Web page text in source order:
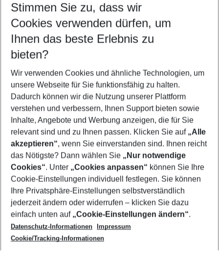
Abflughafen wählen
Beliebiger Abflughafen
Reisezeitraum wählen
09.08.26– 07.08.27 5-8 Nächte
2 Erwachsene Keine Kinder
Mehr Filter anzeigen
Footer
Footer navigation
Über uns
AGB
Cookie-Einstellungen ändern
Cookie-Richtlinie
Datenschutz
Service & Hilfe
Barrierefreies Reisen
Check-in
Folgen Sie uns
Stimmen Sie zu, dass wir
Cookies verwenden dürfen, um
Ihnen das beste Erlebnis zu
bieten?
Wir verwenden Cookies und ähnliche Technologien, um
unsere Webseite für Sie funktionsfähig zu halten.
Dadurch können wir die Nutzung unserer Plattform
verstehen und verbessern, Ihnen Support bieten sowie
Inhalte, Angebote und Werbung anzeigen, die für Sie
relevant sind und zu Ihnen passen. Klicken Sie auf „Alle
akzeptieren“, wenn Sie einverstanden sind. Ihnen reicht
das Nötigste? Dann wählen Sie „Nur notwendige
Cookies“. Unter „Cookies anpassen“ können Sie Ihre
Cookie-Einstellungen individuell festlegen. Sie können
Ihre Privatsphäre-Einstellungen selbstverständlich
jederzeit ändern oder widerrufen – klicken Sie dazu
einfach unten auf „Cookie-Einstellungen ändern“.
Datenschutz-Informationen
Impressum
Cookie/Tracking-Informationen